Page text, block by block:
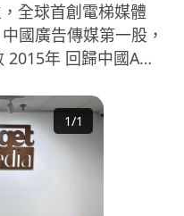
全球首創電梯媒體
國廣告傳媒第一股，
2015年 回歸中國A
收超RMB100億
，優化業務及拓展新
全力拓展香港及
Media成為香港最
1/1